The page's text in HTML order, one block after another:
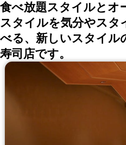
食べ放題スタイルとオ
スタイルを気分やスタ
べる、新しいスタイル
寿司店です。